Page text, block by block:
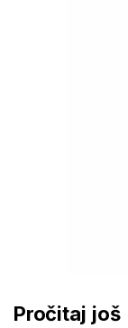
Pročitaj još